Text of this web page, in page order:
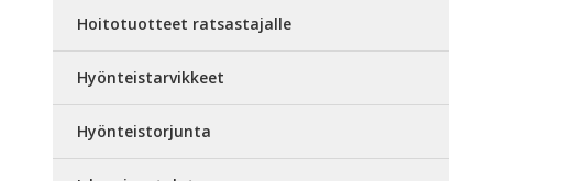
Hoitotuotteet ratsastajalle
Hyönteistarvikkeet
Hyönteistorjunta